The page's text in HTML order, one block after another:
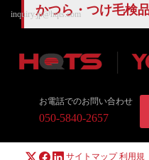
かつら・つけ毛検
inquiry.jp@hqts.com
お電話でのお問い合わせ
050-5840-2657
サイトマップ 利用規